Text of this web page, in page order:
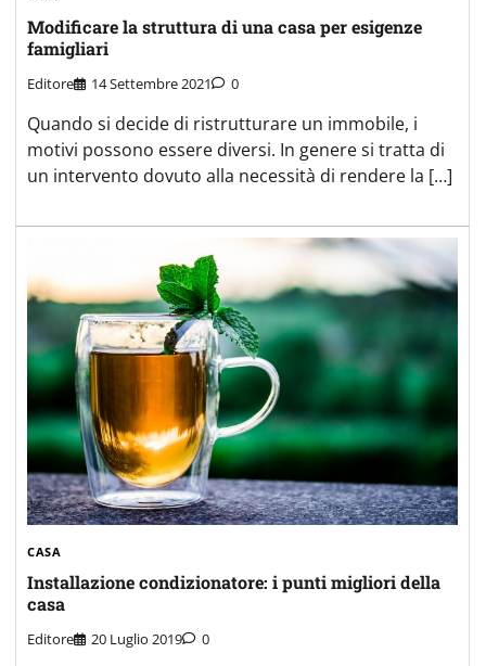
Modificare la struttura di una casa per esigenze
famigliari
Editore 14 Settembre 2021 0
Quando si decide di ristrutturare un immobile, i
motivi possono essere diversi. In genere si tratta di
un intervento dovuto alla necessità di rendere la […]
CASA
Installazione condizionatore: i punti migliori della
casa
Editore 20 Luglio 2019 0